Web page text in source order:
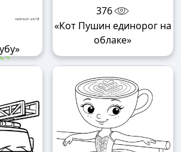
376
«Кот Пушин единорог на
облаке»